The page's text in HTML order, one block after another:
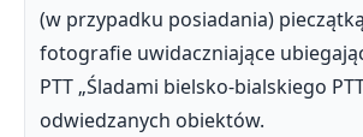
(w przypadku posiadania)
fotografie uwidaczniające
PTT „Śladami bielsko-bialskiego
odwiedzanych obiektów.